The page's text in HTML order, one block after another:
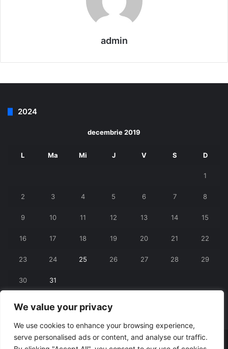
We value your privacy
We use cookies to enhance your browsing experience,
serve personalised ads or content, and analyse our traffic.
admin
2024
decembrie 2019
L Ma Mi J V S D
1
2 3 4 5 6 7 8
9 10 11 12 13 14 15
16 17 18 19 20 21 22
23 24 25 26 27 28 29
30 31
« nov. ian. »